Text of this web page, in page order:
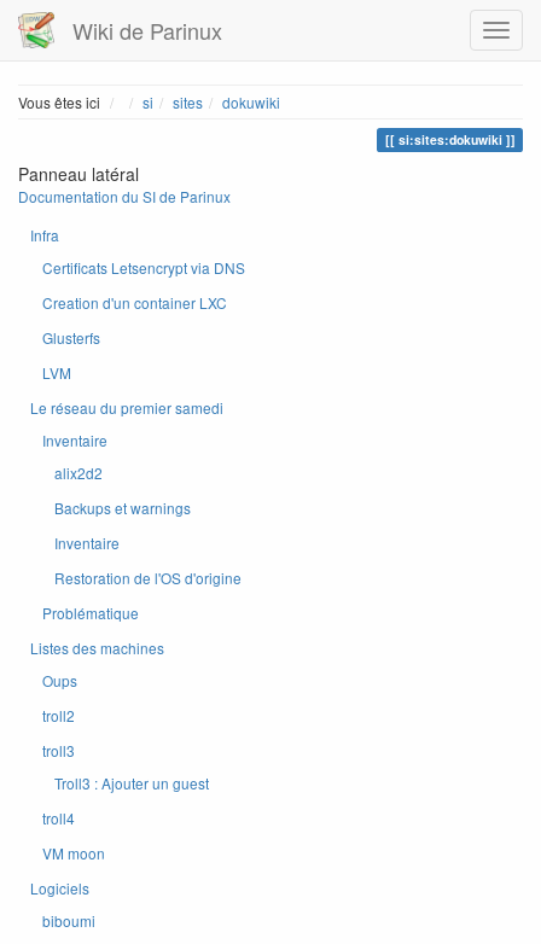
Wiki de Parinux
Vous êtes ici Home
si sites dokuwiki
si:sites:dokuwiki
Panneau latéral
Documentation du SI de Parinux
Infra
Certificats Letsencrypt via DNS
Creation d'un container LXC
Glusterfs
LVM
Le réseau du premier samedi
Inventaire
alix2d2
Backups et warnings
Inventaire
Restoration de l'OS d'origine
Problématique
Listes des machines
Oups
troll2
troll3
Troll3 : Ajouter un guest
troll4
VM moon
Logiciels
biboumi